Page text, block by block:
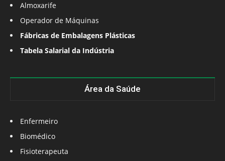
Almoxarife
Operador de Máquinas
Fábricas de Embalagens Plásticas
Tabela Salarial da Indústria
Área da Saúde
Enfermeiro
Biomédico
Fisioterapeuta